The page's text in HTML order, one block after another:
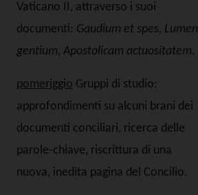
Vaticano II, attraverso i suoi
documenti: Gaudium et spes, Lumen
gentium, Apostolicam actuositatem.
pomeriggio Gruppi di studio:
approfondimenti su alcuni brani dei
documenti conciliari, ricerca delle
parole-chiave, riscrittura di una
nuova, inedita pagina del Concilio.